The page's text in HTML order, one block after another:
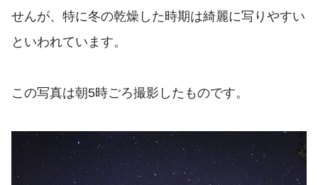
せんが、特に冬の乾燥した時期は綺麗に写りやすい
といわれています。
この写真は朝5時ごろ撮影したものです。